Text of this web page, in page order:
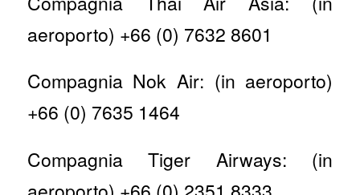
aeroporto) +66 (0) 7632 8601
Compagnia Nok Air: (in aeroporto)
+66 (0) 7635 1464
Compagnia Tiger Airways: (in